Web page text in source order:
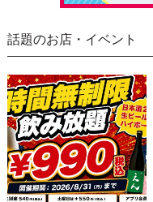
話題のお店・イベント